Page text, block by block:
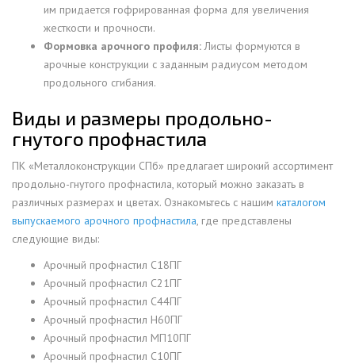
им придается гофрированная форма для увеличения
жесткости и прочности.
Формовка арочного профиля:Листы формуются в
арочные конструкции с заданным радиусом методом
продольного сгибания.
Виды и размеры продольно-
гнутого профнастила
ПК «Металлоконструкции СПб» предлагает широкий ассортимент
продольно-гнутого профнастила, который можно заказать в
различных размерах и цветах. Ознакомьтесь с нашим каталогом
выпускаемого арочного профнастила, где представлены
следующие виды:
Арочный профнастил С18ПГ
Арочный профнастил С21ПГ
Арочный профнастил С44ПГ
Арочный профнастил Н60ПГ
Арочный профнастил МП10ПГ
Арочный профнастил С10ПГ